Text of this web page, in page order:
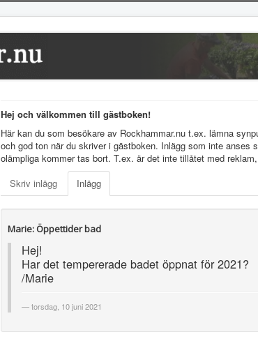
Hej och välkommen till gästboken!
Här kan du som besökare av Rockhammar.nu t.ex. lämna
och god ton när du skriver i gästboken. Inlägg som inte anses
olämpliga kommer tas bort. T.ex. är det inte tillåtet med
Skriv inlägg
Inlägg
Marie: Öppettider bad
Hej!
Har det tempererade badet öppnat för 2021?
/Marie
torsdag, 10 juni 2021